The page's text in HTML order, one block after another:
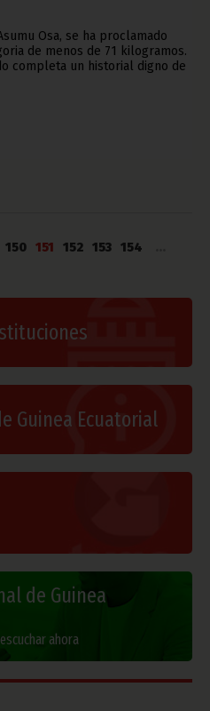
Osa, se ha proclamado
de menos de 71 kilogramos.
completa un historial digno de
150 151 152 153 154
Guinea Ecuatorial
de Guinea
ahora